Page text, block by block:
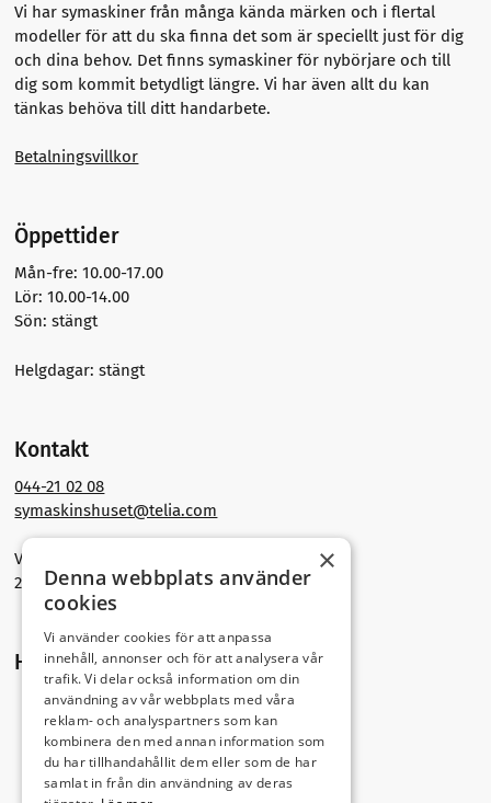
Vi har symaskiner från många kända märken och i flertal
modeller för att du ska finna det som är speciellt just för dig
och dina behov. Det finns symaskiner för nybörjare och till
dig som kommit betydligt längre.Vi har även allt du kan
tänkas behöva till ditt handarbete.
Betalningsvillkor
Öppettider
Mån-fre: 10.00-17.00
Lör: 10.00-14.00
Sön: stängt
Helgdagar: stängt
Kontakt
044-21 02 08
symaskinshuset@telia.com
Västra Storgatan 30
291 30 Kristianstad
Hitta hit
×
Denna webbplats använder
cookies
Vi använder cookies för att anpassa
innehåll, annonser och för att analysera vår
trafik. Vi delar också information om din
användning av vår webbplats med våra
reklam- och analyspartners som kan
kombinera den med annan information som
du har tillhandahållit dem eller som de har
samlat in från din användning av deras